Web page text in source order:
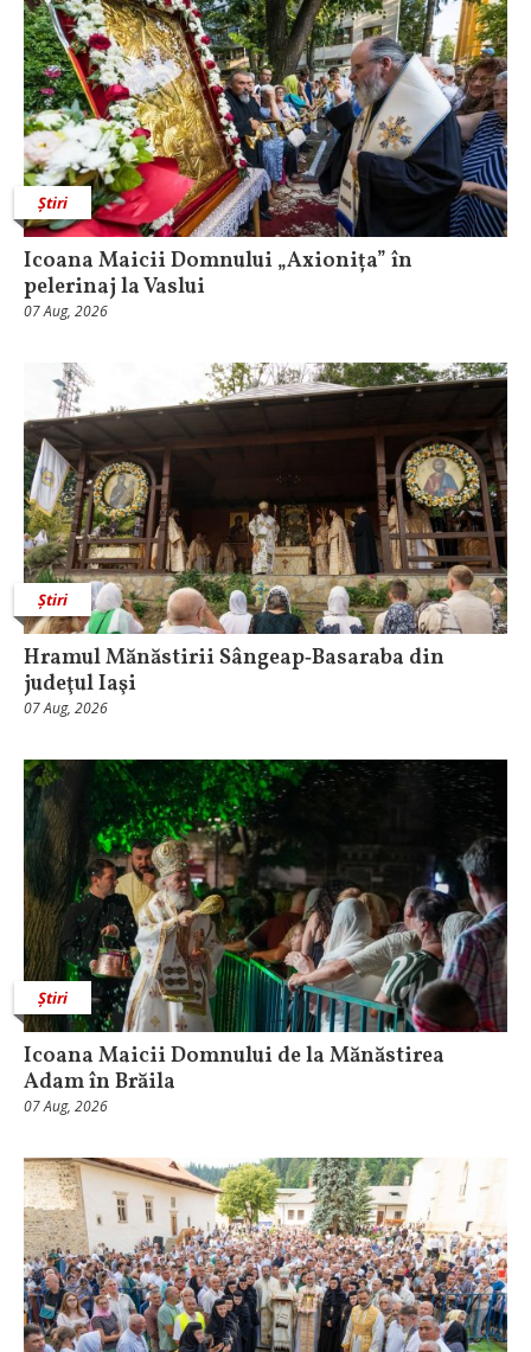
Știri
Icoana Maicii Domnului „Axionița” în
pelerinaj la Vaslui
07 Aug, 2026
Știri
Hramul Mănăstirii Sângeap‑Basaraba din
judeţul Iaşi
07 Aug, 2026
Știri
Icoana Maicii Domnului de la Mănăstirea
Adam în Brăila
07 Aug, 2026